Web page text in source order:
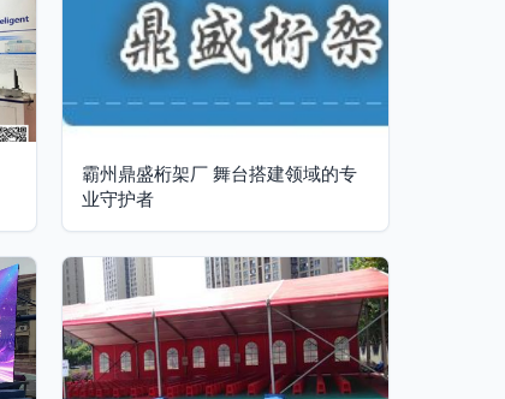
霸州鼎盛桁架厂 舞台搭建领域的专
业守护者